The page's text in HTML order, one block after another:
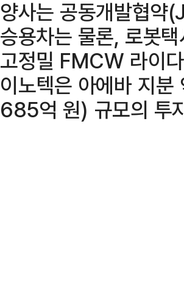
양사는 공동개발협
승용차는 물론, 로봇
고정밀 FMCW 라이
이노텍은 아에바 지
685억 원) 규모의 투